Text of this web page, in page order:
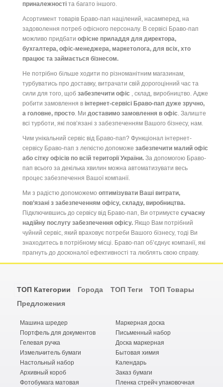
приналежності та багато іншого.
Асортимент товарів Браво-пап націлений, насамперед, на
задоволення потреб офісного персоналу. В сервісі Браво-пап
можливо придбати офісне приладдя для директора,
бухгалтера, офіс-менеджера, маркетолога, для всіх, хто
працює та займається бізнесом.
Не потрібно більше ходити по різноманітним магазинам,
турбуватись про доставку, витрачати свій дорогоцінний час та
сили для того, щоб забезпечити офіс , склад, виробництво. Адже
робити замовлення в інтернет-сервісі Браво-пап дуже зручно,
а головне, просто. Ми доставимо замовлення в офіс. Залиште
всі турботи, які пов’язані з забезпеченням Вашого бізнесу, нам.
Чим унікальний сервіс від Браво-пап? Функціонал інтернет-
сервісу Браво-пап з легкістю допоможе забезпечити малий офіс
або сітку офісів по всій території України. За допомогою Браво-
пап всього за декілька хвилин можна автоматизувати весь
процес забезпечення Вашої компанії.
Ми з радістю допоможемо оптимізувати Ваші витрати,
пов’язані з забезпеченням офісу, складу, виробництва.
Підключившись до сервісу від Браво-пап, Ви отримуєте сучасну
надійну послугу забезпечення офісу. Якщо Вам потрібний
чуйний сервіс, який враховує потреби Вашого бізнесу, тоді Ви
знаходитесь в потрібному місці. Браво-пап об’єднує компанії, які
прагнуть до досконалої ефективності та люблять свою справу.
ТОП Категории Города ТОП Теги
ТОП Товары
Предложения
Машина шредер
Портфель для документов
Гелевая ручка
Измельчитель бумаги
Настольный набор
Архивный короб
Фотобумага матовая
Маркерная доска
Письменный набор
Доска маркерная
Бытовая химия
Календарь
Заказ бумаги
Пленка стрейч упаковочная